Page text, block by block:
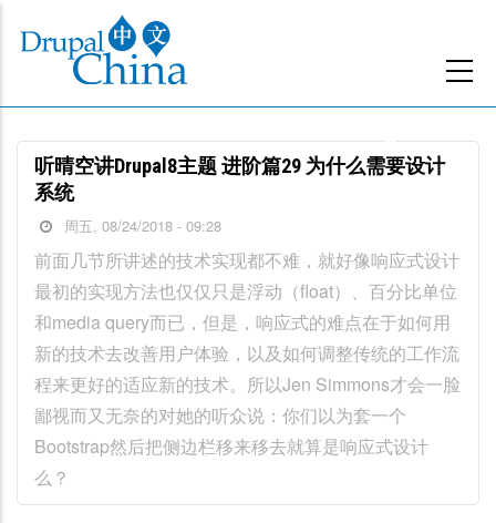
主
要
听晴空讲Drupal8主题 进阶篇29 为什么需要设计
系统
周五, 08/24/2018 - 09:28
前面几节所讲述的技术实现都不难，就好像响应式设计
最初的实现方法也仅仅只是浮动（float）、百分比单位
和media query而已，但是，响应式的难点在于如何用
新的技术去改善用户体验，以及如何调整传统的工作流
程来更好的适应新的技术。所以Jen Simmons才会一脸
鄙视而又无奈的对她的听众说：你们以为套一个
Bootstrap然后把侧边栏移来移去就算是响应式设计
么？